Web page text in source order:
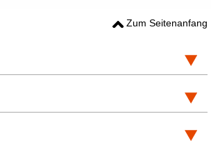
Zum Seitenanfang